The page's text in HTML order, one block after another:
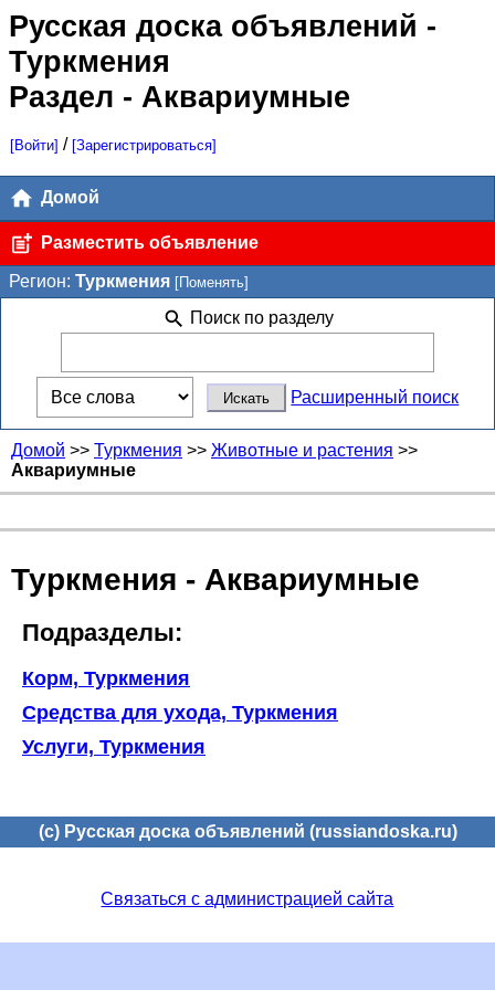
Русская доска объявлений -
Туркмения
Раздел - Аквариумные
[Войти] / [Зарегистрироваться]
Домой
Разместить объявление
Регион: Туркмения [Поменять]
Поиск по разделу
Расширенный поиск
Домой >> Туркмения >> Животные и растения >>
Аквариумные
Туркмения - Аквариумные
Подразделы:
Корм, Туркмения
Средства для ухода, Туркмения
Услуги, Туркмения
(c) Русская доска объявлений (russiandoska.ru)
Связаться с администрацией сайта